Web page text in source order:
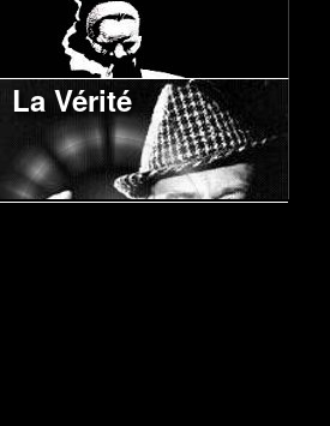
La Vérité